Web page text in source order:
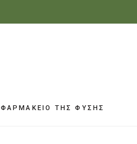
ΦΑΡΜΑΚΕΙΟ ΤΗΣ ΦΥΣΗΣ